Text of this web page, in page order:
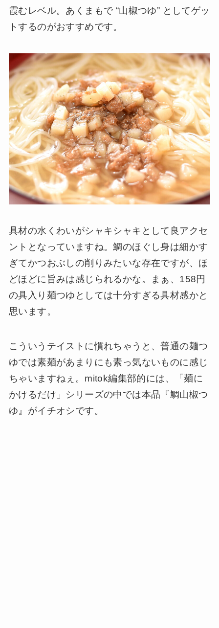
霞むレベル。あくまもで “山椒つゆ” としてゲッ
トするのがおすすめです。
具材の水くわいがシャキシャキとして良アクセ
ントとなっていますね。鯛のほぐし身は細かす
ぎてかつおぶしの削りみたいな存在ですが、ほ
どほどに旨みは感じられるかな。まぁ、158円
の具入り麺つゆとしては十分すぎる具材感かと
思います。
こういうテイストに慣れちゃうと、普通の麺つ
ゆでは素麺があまりにも素っ気ないものに感じ
ちゃいますねぇ。mitok編集部的には、「麺に
かけるだけ」シリーズの中では本品『鯛山椒つ
ゆ』がイチオシです。